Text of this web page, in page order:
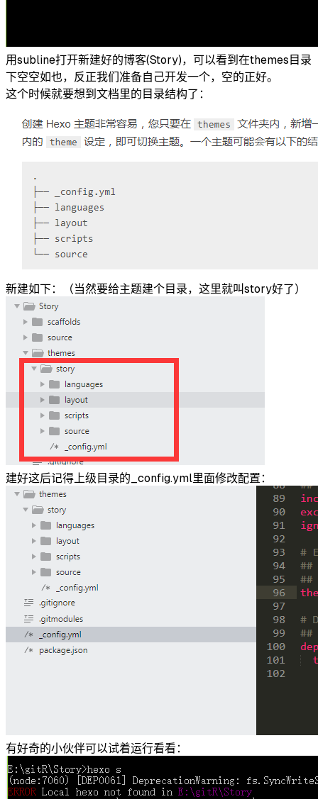
用subline打开新建好的博客(Story)，可以看到在themes目录
下空空如也，反正我们准备自己开发一个，空的正好。
这个时候就要想到文档里的目录结构了：
新建如下：（当然要给主题建个目录，这里就叫story好了）
建好这后记得上级目录的_config.yml里面修改配置：
有好奇的小伙伴可以试着运行看看：